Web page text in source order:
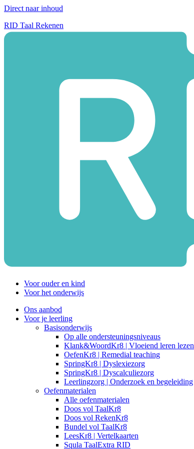
Direct naar inhoud
RID Taal Rekenen
Voor ouder en kind
Voor het onderwijs
Ons aanbod
Voor je leerling
Basisonderwijs
Op alle ondersteuningsniveaus
Klank&WoordKr8 | Vloeiend leren lezen
OefenKr8 | Remedial teaching
SpringKr8 | Dyslexiezorg
SpringKr8 | Dyscalculiezorg
Leerlingzorg | Onderzoek en begeleiding
Oefenmaterialen
Alle oefenmaterialen
Doos vol TaalKr8
Doos vol RekenKr8
Bundel vol TaalKr8
LeesKr8 | Vertelkaarten
Squla TaalExtra RID